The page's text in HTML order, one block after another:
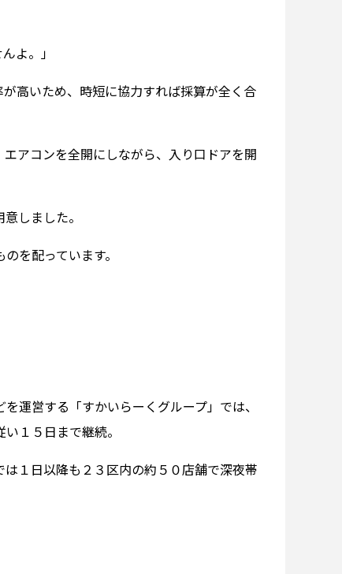
よ。」
高いため、時短に協力すれば採算が全く合
アコンを全開にしながら、入り口ドアを開
しました。
を配っています。
運営する「すかいらーくグループ」では、
１５日まで継続。
１日以降も２３区内の約５０店舗で深夜帯